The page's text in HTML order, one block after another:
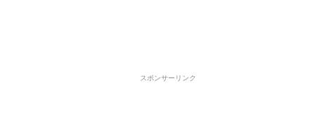
スポンサーリンク